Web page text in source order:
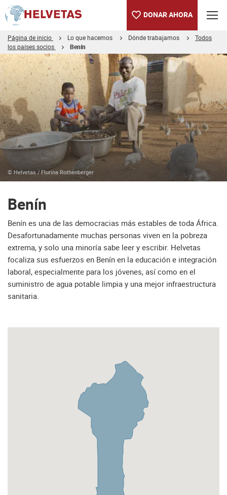
DONAR AHORA
Página de inicio Lo que hacemos Dónde trabajamos
Todos
los países socios
Benín
Tabla de contenido
Benín
Nuestros proyectos en Benín
Multimedia Stories from Africa
© Helvetas / Flurina Rothenberger
Benín
Benín es una de las democracias más estables de toda África.
Desafortunadamente muchas personas viven en la pobreza
extrema, y solo una minoría sabe leer y escribir. Helvetas
focaliza sus esfuerzos en Benín en la educación e integración
laboral, especialmente para los jóvenes, así como en el
suministro de agua potable limpia y una mejor infraestructura
sanitaria.